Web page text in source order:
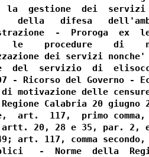
la  gestione  dei
della   difesa
-  Proroga  ex
le    procedure    di
dei servizi
del  servizio  di
- Ricorso del Governo -
motivazione delle
Calabria 20
art.  117,  primo
20, 28 e 35, par. 2,
art. 117, comma secondo,
-  Norme  della